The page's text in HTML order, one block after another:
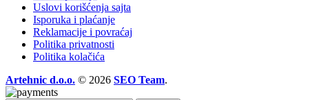
Uslovi korišćenja sajta
Isporuka i plaćanje
Reklamacije i povraćaj
Politika privatnosti
Politika kolačića
Artehnic d.o.o. © 2026 SEO Team.